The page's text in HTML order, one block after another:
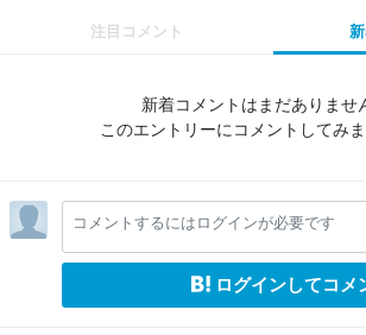
注目コメント
新着コメントはまだありませ
このエントリーにコメントしてみま
コメントするにはログインが必要です
ログインしてコメ